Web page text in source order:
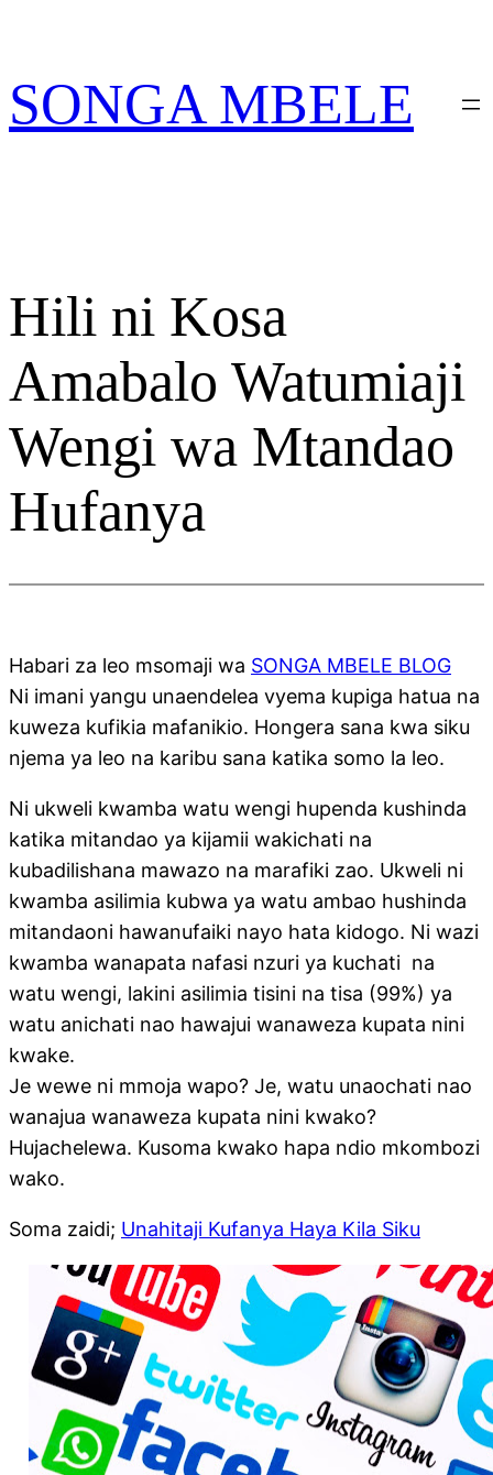
content
SONGA MBELE
Hili ni Kosa
Amabalo Watumiaji
Wengi wa Mtandao
Hufanya
Habari za leo msomaji wa SONGA MBELE BLOG
Ni imani yangu unaendelea vyema kupiga hatua na
kuweza kufikia mafanikio. Hongera sana kwa siku
njema ya leo na karibu sana katika somo la leo.
Ni ukweli kwamba watu wengi hupenda kushinda
katika mitandao ya kijamii wakichati na
kubadilishana mawazo na marafiki zao. Ukweli ni
kwamba asilimia kubwa ya watu ambao hushinda
mitandaoni hawanufaiki nayo hata kidogo. Ni wazi
kwamba wanapata nafasi nzuri ya kuchati na
watu wengi, lakini asilimia tisini na tisa (99%) ya
watu anichati nao hawajui wanaweza kupata nini
kwake.
Je wewe ni mmoja wapo? Je, watu unaochati nao
wanajua wanaweza kupata nini kwako?
Hujachelewa. Kusoma kwako hapa ndio mkombozi
wako.
Soma zaidi; Unahitaji Kufanya Haya Kila Siku